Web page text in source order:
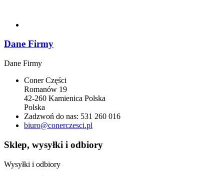
Dane Firmy
Dane Firmy
Coner Części
Romanów 19
42-260 Kamienica Polska
Polska
Zadzwoń do nas: 531 260 016
biuro@conerczesci.pl
Sklep, wysyłki i odbiory
Wysyłki i odbiory